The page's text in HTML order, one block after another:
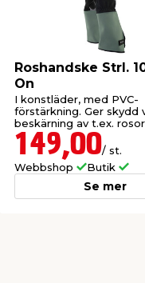
Roshandske Strl.
On
I konstläder, med PVC-
förstärkning. Ger skydd
beskärning av t.ex.
149,00/ st.
Webbshop
Butik
Se mer